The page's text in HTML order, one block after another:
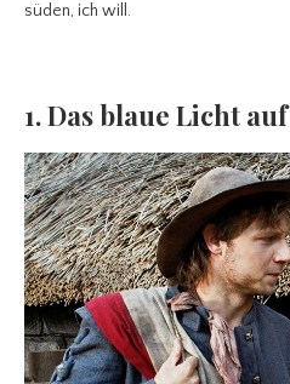
süden, ich will.
1. Das blaue Licht